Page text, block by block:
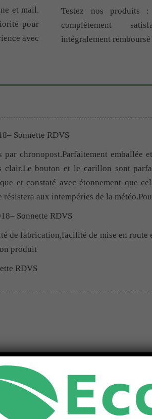
et mail.
pour
avec
Testez nos produits
complètement
intégralement
– Sonnette RDVS
chronopost.Parfaitement emballée
clair.Le bouton et le carillon sont
et constaté avec étonnement que
résistera aux intempéries de la
– Sonnette RDVS
de fabrication,facilité de mise en
produit
RDVS
un bouton de sonnette (magique) plus
– Sonnette RDVS
de solution pour un fonctionnement
mais cela casse l’aspect final
à la hauteur, quoi demander de plus ?